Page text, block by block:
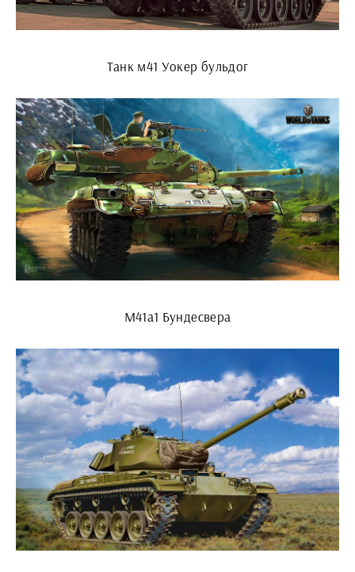
Танк м41 Уокер бульдог
M41a1 Бундесвера